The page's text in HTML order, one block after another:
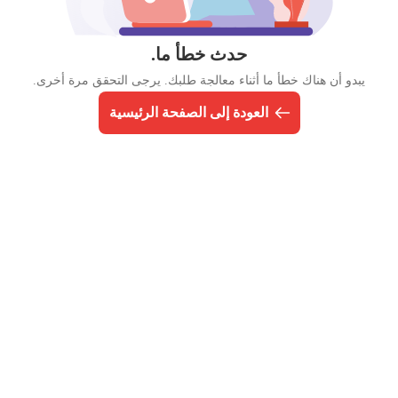
حدث خطأ ما.
يبدو أن هناك خطأ ما أثناء معالجة طلبك. يرجى التحقق مرة أخرى.
العودة إلى الصفحة الرئيسية